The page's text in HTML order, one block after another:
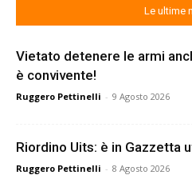
Le ultime
Vietato detenere le armi
è convivente!
Ruggero Pettinelli - 9 Agosto 2026
Riordino Uits: è in Gazzetta
Ruggero Pettinelli - 8 Agosto 2026